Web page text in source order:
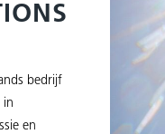
bedrijf
in
en